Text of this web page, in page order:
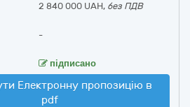
2 840 000 UAH, без ПДВ
-
підписано
Електронну пропозицію в
pdf